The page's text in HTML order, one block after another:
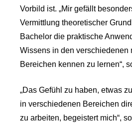
Vorbild ist. „Mir gefällt
Vermittlung theoretischer
Bachelor die praktische
Wissens in den verschiedenen
Bereichen kennen zu lernen“,
„Das Gefühl zu haben, etwas
in verschiedenen Bereichen
zu arbeiten, begeistert mich“,